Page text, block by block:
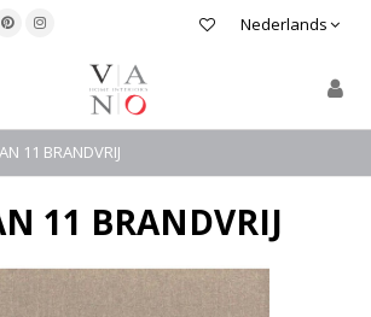
Nederlands
11 BRANDVRIJ
11 BRANDVRIJ